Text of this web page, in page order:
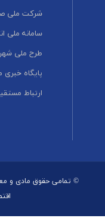
شرکت ملی
سامانه ملی
طرح ملی
پایگاه خبری
ارتباط
© تمامی حقوق مادی و